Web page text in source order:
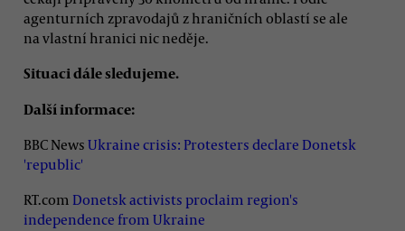
agenturních zpravodajů z hraničních oblastí se ale
na vlastní hranici nic neděje.
Situaci dále sledujeme.
Další informace:
BBC News Ukraine crisis: Protesters declare Donetsk
'republic'
RT.com Donetsk activists proclaim region's
independence from Ukraine